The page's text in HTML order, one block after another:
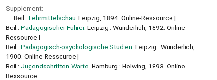
Supplement:
Beil.: Lehrmittelschau. Leipzig, 1894. Online-Ressource
Beil.: Pädagogischer Führer. Leipzig : Wunderlich, 1892. Online-
Ressource
Beil.: Pädagogisch-psychologische Studien. Leipzig : Wunderlich,
1900. Online-Ressource
Beil.: Jugendschriften-Warte. Hamburg : Helwing, 1893. Online-
Ressource